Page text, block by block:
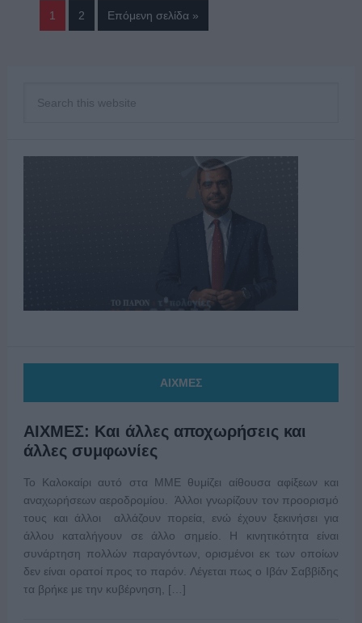
1 2 Επόμενη σελίδα »
ΑΙΧΜΕΣ
ΑΙΧΜΕΣ: Και άλλες αποχωρήσεις και
άλλες συμφωνίες
Το Καλοκαίρι αυτό στα ΜΜΕ θυμίζει αίθουσα αφίξεων και
αναχωρήσεων αεροδρομίου. Άλλοι γνωρίζουν τον προορισμό
τους και άλλοι αλλάζουν πορεία, ενώ έχουν ξεκινήσει για
άλλου καταλήγουν σε άλλο σημείο. Η κινητικότητα είναι
συνάρτηση πολλών παραγόντων, ορισμένοι εκ των οποίων
δεν είναι ορατοί προς το παρόν. Λέγεται πως ο Ιβάν Σαββίδης
τα βρήκε με την κυβέρνηση, […]